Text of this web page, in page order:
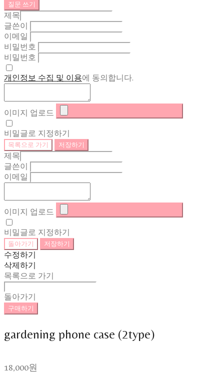
질문 쓰기
제목
글쓴이
이메일
비밀번호
비밀번호
개인정보 수집 및 이용에 동의합니다.
이미지 업로드
비밀글로 지정하기
목록으로 가기 저장하기
제목
글쓴이
이메일
이미지 업로드
비밀글로 지정하기
돌아가기 저장하기
수정하기
삭제하기
목록으로 가기
돌아가기
구매하기
gardening phone case (2type)
18,000원